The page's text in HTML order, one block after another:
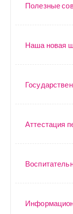
Полезные
Наша новая
Аттестация